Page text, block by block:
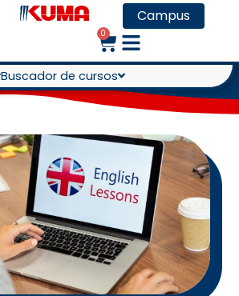
Campus
0
Buscador de cursos